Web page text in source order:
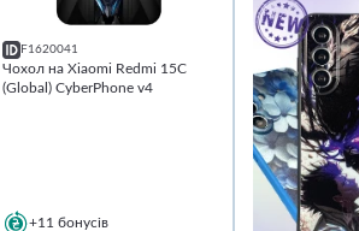
F1620041
Чохол на Xiaomi Redmi 15C
(Global) CyberPhone v4
+11 бонусів